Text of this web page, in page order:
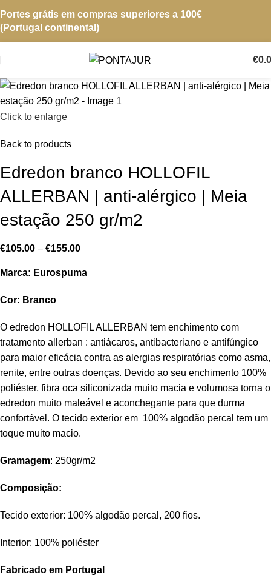
Portes grátis em compras superiores a 100€
(Portugal continental)
€
Click to enlarge
Back to products
Edredon branco HOLLOFIL
ALLERBAN | anti-alérgico | Meia
estação 250 gr/m2
€105.00 – €155.00
Marca: Eurospuma
Cor: Branco
O edredon HOLLOFIL ALLERBAN tem enchimento com
tratamento allerban : antiácaros, antibacteriano e antifúngico
para maior eficácia contra as alergias respiratórias como asma,
renite, entre outras doenças. Devido ao seu enchimento 100%
poliéster, fibra oca siliconizada muito macia e volumosa torna o
edredon muito maleável e aconchegante para que durma
confortável. O tecido exterior em 100% algodão percal tem um
toque muito macio.
Gramagem: 250gr/m2
Composição:
Tecido exterior: 100% algodão percal, 200 fios.
Interior: 100% poliéster
Fabricado em Portugal